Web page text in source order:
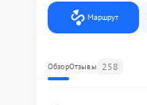
Маршрут
ОбзорОтзывы 258